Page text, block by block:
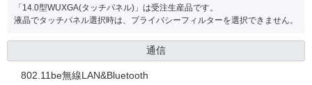
「14.0型WUXGA(タッチパネル)」は受注生産品です。
液晶でタッチパネル選択時は、プライバシーフィルターを選択できません。
通信
802.11be無線LAN&Bluetooth